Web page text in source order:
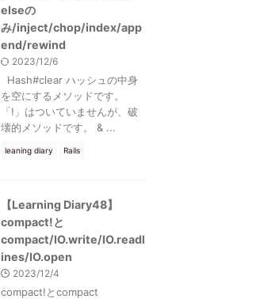
elseの
み/inject/chop/index/app
end/rewind
2023/12/6
Hash#clear ハッシュの中身
を空にするメソッドです。
「!」はついていませんが、破
壊的メソッドです。 & ...
leaning diary Rails
【Learning Diary48】
compact!と
compact/IO.write/IO.readl
ines/IO.open
2023/12/4
compact!とcompact